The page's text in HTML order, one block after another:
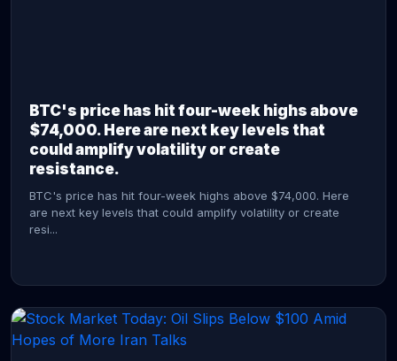
BTC's price has hit four-week highs above
$74,000. Here are next key levels that
could amplify volatility or create
resistance.
BTC's price has hit four-week highs above $74,000. Here
are next key levels that could amplify volatility or create
resi...